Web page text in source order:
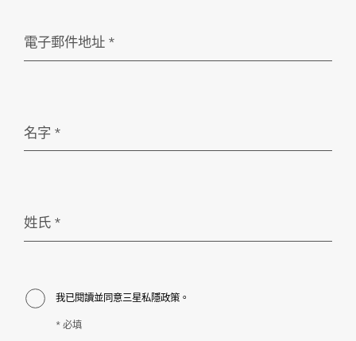
電子郵件地址 *
名字 *
姓氏 *
我已閱讀並同意三星私隱政策。
* 必填